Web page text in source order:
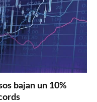
bajan un 10%